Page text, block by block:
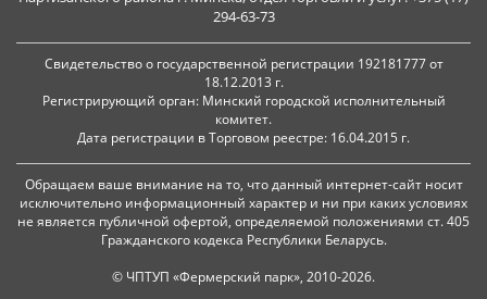
294-63-73
Свидетельство о государственной регистрации 192181777 от
18.12.2013 г.
Регистрирующий орган: Минский городской исполнительный
комитет.
Дата регистрации в Торговом реестре: 16.04.2015 г.
Обращаем ваше внимание на то, что данный интернет-сайт носит
исключительно информационный характер и ни при каких условиях
не является публичной офертой, определяемой положениями ст. 405
Гражданского кодекса Республики Беларусь.
© ЧПТУП «Фермерский парк», 2010-2026.